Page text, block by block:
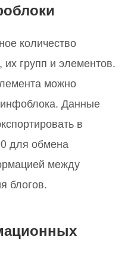
количество
групп и элементов.
можно
Данные
в
для обмена
между
блогов.